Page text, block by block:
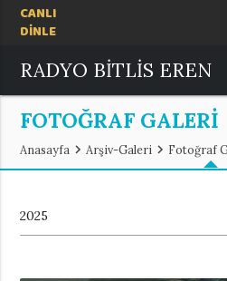
CANLI
DİNLE
RADYO BİTLİS EREN
FOTOĞRAF GALERİ
Anasayfa chevron_rightArşiv-Galeri chevron_right Fotoğraf